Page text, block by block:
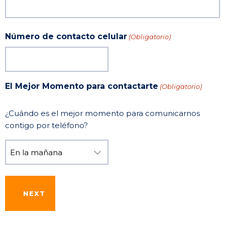
Número de contacto celular (Obligatorio)
El Mejor Momento para contactarte (Obligatorio)
¿Cuándo es el mejor momento para comunicarnos
contigo por teléfono?